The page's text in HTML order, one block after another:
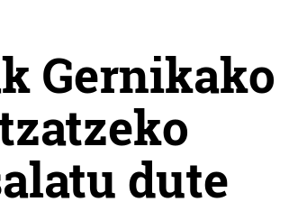
Gernikako
dute